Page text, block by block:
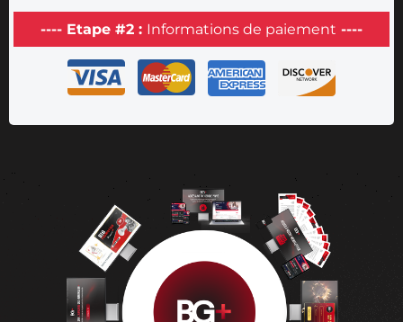
---- Etape #2 : Informations de paiement ----